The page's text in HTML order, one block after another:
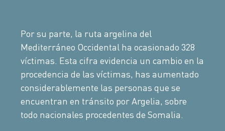
Por su parte, la ruta argelina del
Mediterráneo Occidental ha ocasionado 328
víctimas. Esta cifra evidencia un cambio en la
procedencia de las víctimas, has aumentado
considerablemente las personas que se
encuentran en tránsito por Argelia, sobre
todo nacionales procedentes de Somalia.